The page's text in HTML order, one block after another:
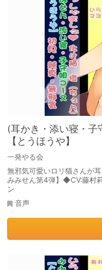
(耳かき・添い寝・子
【とうほうや】
一発やる会
無邪気可愛いロリ猫さんが
みみせん第4弾】◆CV:藤村
ン
音声